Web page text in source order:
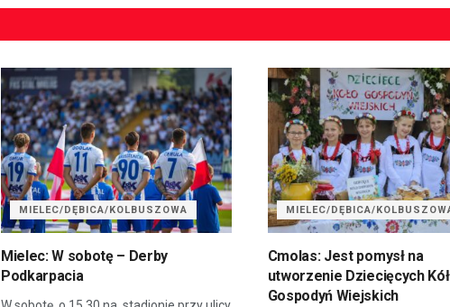
MIELEC/DĘBICA/KOLBUSZOWA
Mielec: W sobotę – Derby
Podkarpacia
MIELEC/DĘBICA/
Cmolas: Jest pomysł na
utworzenie Dziecięcych Kół
Gospodyń Wiejskich